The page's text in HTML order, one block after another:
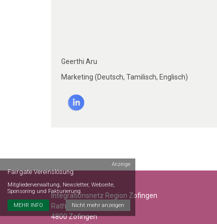
Geerthi Aru
Marketing (Deutsch, Tamilisch, Englisch)
Integrationsnetz Region Zofingen
Rathausgasse 2
4800 Zofingen
Anzeige
Fairgate Vereinslösung
Mitgliederverwaltung, Newsletter, Webseite,
Sponsoring und Fakturierung.
MEHR INFO Nicht mehr anzeigen